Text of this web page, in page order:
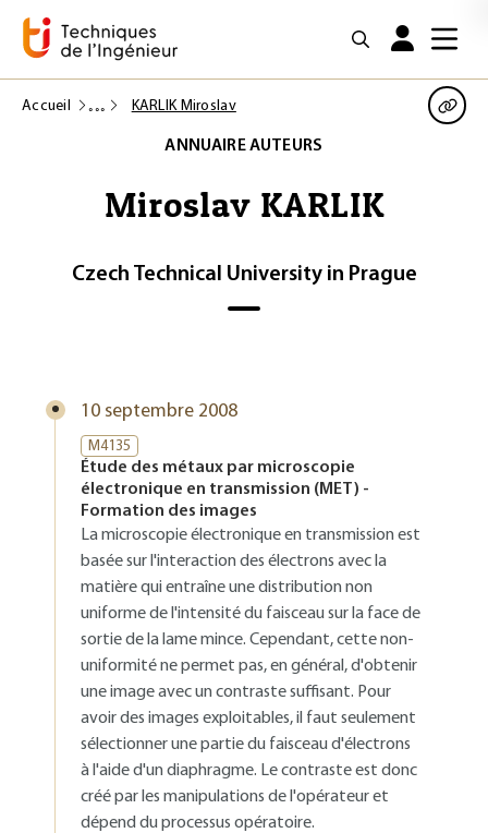
Accueil KARLIK Miroslav
ANNUAIRE AUTEURS
Miroslav KARLIK
Czech Technical University in Prague
10 septembre 2008
M4135
Étude des métaux par microscopie
électronique en transmission (MET) -
Formation des images
La microscopie électronique en transmission est
basée sur l'interaction des électrons avec la
matière qui entraîne une distribution non
uniforme de l'intensité du faisceau sur la face de
sortie de la lame mince. Cependant, cette non-
uniformité ne permet pas, en général, d'obtenir
une image avec un contraste suffisant. Pour
avoir des images exploitables, il faut seulement
sélectionner une partie du faisceau d'électrons
à l'aide d'un diaphragme. Le contraste est donc
créé par les manipulations de l'opérateur et
dépend du processus opératoire.